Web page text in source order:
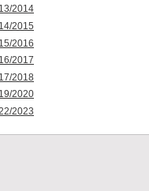
2014
2015
2016
2017
2018
2020
2023